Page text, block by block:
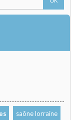
saône lorraine